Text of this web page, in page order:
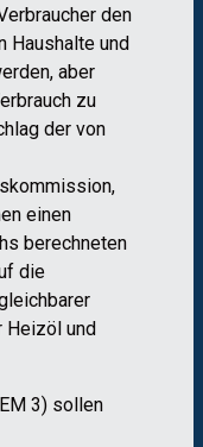
den
Haushalte und
, aber
erbrauch zu
der von
,
einen
berechneten
die
hbarer
Heizöl und
EM 3) sollen